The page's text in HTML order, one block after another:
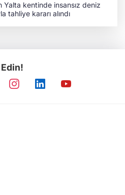
Yalta kentinde insansız deniz
tahliye kararı alındı